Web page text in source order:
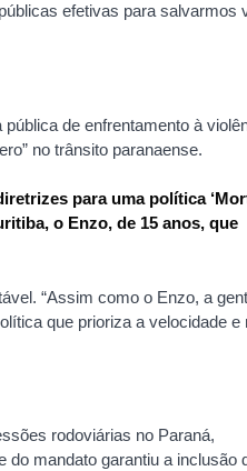
efetivas para salvarmos
de enfrentamento à
no trânsito paranaense.
para uma política
o Enzo, de 15 anos, que
“Assim como o Enzo, a
que prioriza a velocidade e
rodoviárias no Paraná,
do mandato garantiu a inclusão